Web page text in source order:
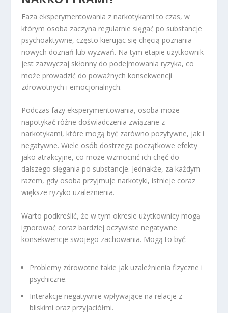
Faza eksperymentowania z narkotykami to czas, w
którym osoba zaczyna regularnie sięgać po substancje
psychoaktywne, często kierując się chęcią poznania
nowych doznań lub wyzwań. Na tym etapie użytkownik
jest zazwyczaj skłonny do podejmowania ryzyka, co
może prowadzić do poważnych konsekwencji
zdrowotnych i emocjonalnych.
Podczas fazy eksperymentowania, osoba może
napotykać różne doświadczenia związane z
narkotykami, które mogą być zarówno pozytywne, jak i
negatywne. Wiele osób dostrzega początkowe efekty
jako atrakcyjne, co może wzmocnić ich chęć do
dalszego sięgania po substancje. Jednakże, za każdym
razem, gdy osoba przyjmuje narkotyki, istnieje coraz
większe ryzyko uzależnienia.
Warto podkreślić, że w tym okresie użytkownicy mogą
ignorować coraz bardziej oczywiste negatywne
konsekwencje swojego zachowania. Mogą to być:
Problemy zdrowotne takie jak uzależnienia fizyczne i
psychiczne.
Interakcje negatywnie wpływające na relacje z
bliskimi oraz przyjaciółmi.